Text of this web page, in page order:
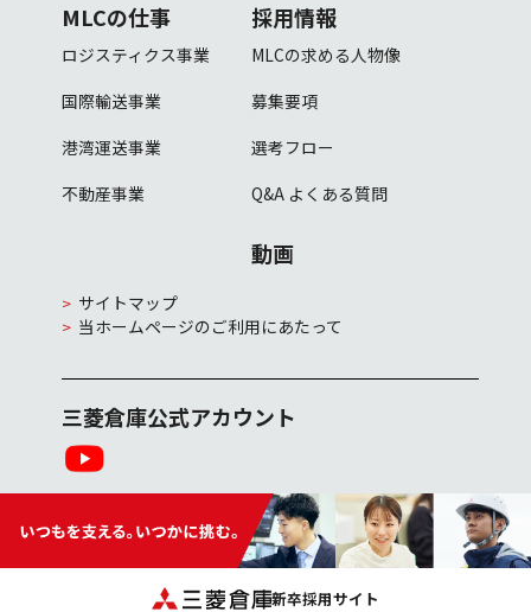
MLCの仕事
ロジスティクス事業
国際輸送事業
港湾運送事業
不動産事業
採用情報
MLCの求める人物像
募集要項
選考フロー
Q&Aよくある質問
動画
三菱倉庫公式アカウント
サイトマップ
当ホームページのご利用にあたって
新卒採用サイト